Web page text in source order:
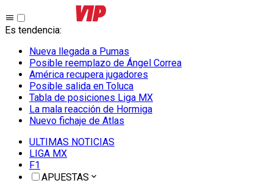
Es tendencia:
Nueva llegada a Pumas
Posible reemplazo de Ángel Correa
América recupera jugadores
Posible salida en Toluca
Tabla de posiciones Liga MX
La mala reacción de Hormiga
Nuevo fichaje de Atlas
ULTIMAS NOTICIAS
LIGA MX
F1
APUESTAS